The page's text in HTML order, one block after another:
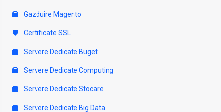
Gazduire Magento
Certificate SSL
Servere Dedicate Buget
Servere Dedicate Computing
Servere Dedicate Stocare
Servere Dedicate Big Data